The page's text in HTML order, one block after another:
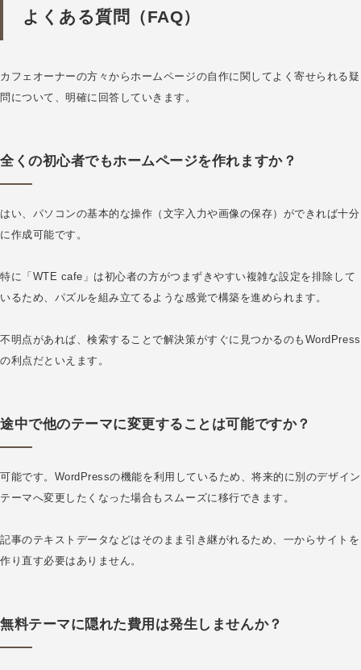
よくある質問（FAQ）
カフェオーナーの方々からホームページの自作に関してよく寄せられる疑
問について、明確に回答していきます。
全くの初心者でもホームページを作れますか？
はい、パソコンの基本的な操作（文字入力や画像の保存）ができれば十分
に作成可能です。
特に「WTE cafe」は初心者の方がつまずきやすい複雑な設定を排除して
いるため、パズルを組み立てるような感覚で構築を進められます。
不明点があれば、検索することで解決策がすぐに見つかるのもWordPress
の利点だといえます。
途中で他のテーマに変更することは可能ですか？
可能です。WordPressの機能を利用しているため、将来的に別のデザイン
テーマへ変更したくなった場合もスムーズに移行できます。
記事のテキストデータなどはそのまま引き継がれるため、一からサイトを
作り直す必要はありません。
無料テーマに隠れた費用は発生しませんか？